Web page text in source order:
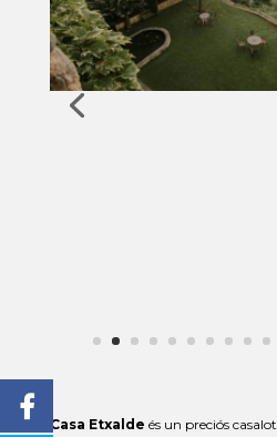
Casa Etxalde és un preciós